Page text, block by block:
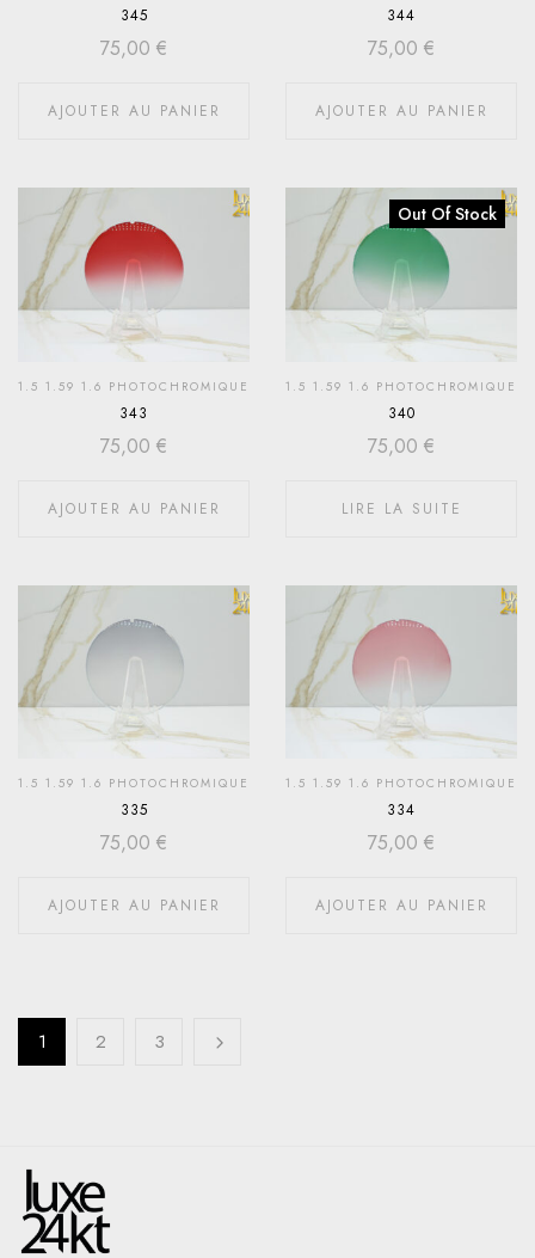
345
75,00 €
AJOUTER AU PANIER
344
75,00 €
AJOUTER AU PANIER
1.5 1.59 1.6 PHOTOCHROMIQUE
343
75,00 €
AJOUTER AU PANIER
Out Of Stock
1.5 1.59 1.6 PHOTOCHROMIQUE
340
75,00 €
LIRE LA SUITE
1.5 1.59 1.6 PHOTOCHROMIQUE
335
75,00 €
AJOUTER AU PANIER
1.5 1.59 1.6 PHOTOCHROMIQUE
334
75,00 €
AJOUTER AU PANIER
1 2 3